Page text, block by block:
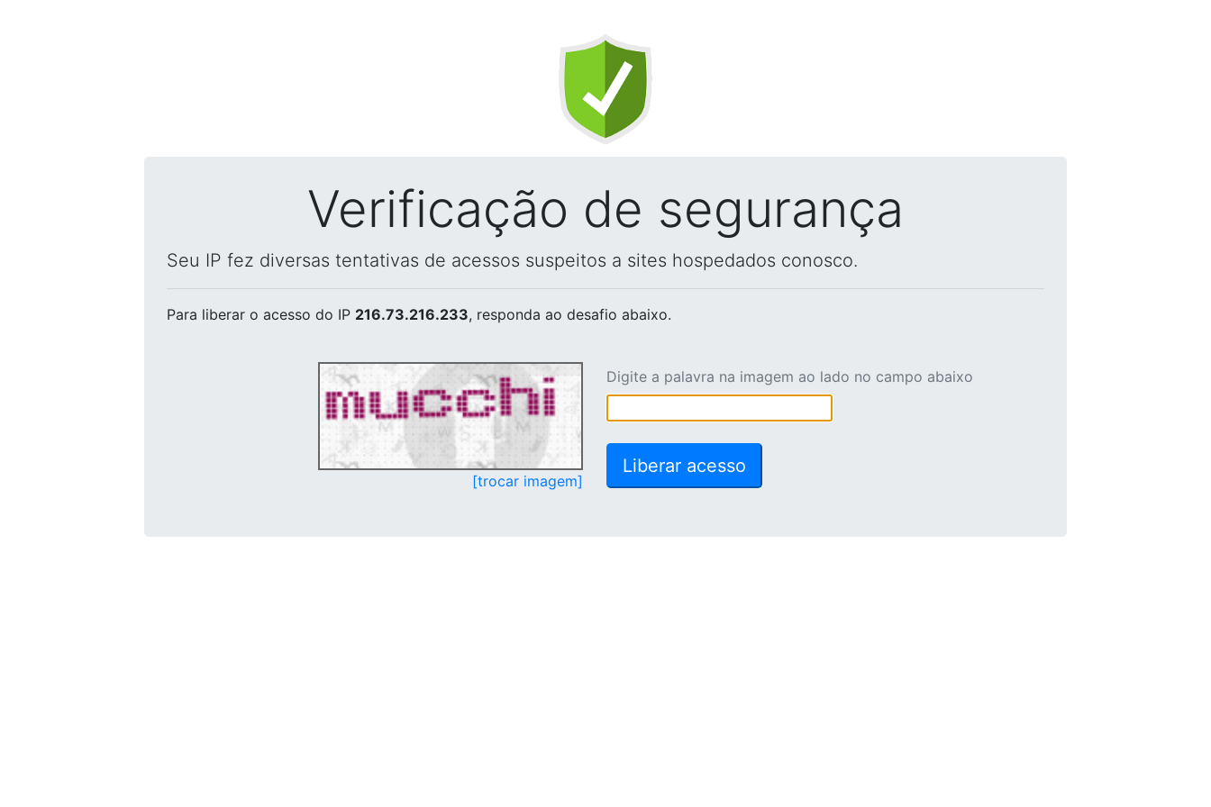
Verificação de segurança
Seu IP fez diversas tentativas de acessos suspeitos a sites hospedados conosco.
Para liberar o acesso do IP 216.73.216.233, responda ao desafio abaixo.
[trocar imagem]
Digite a palavra na imagem ao lado no campo abaixo